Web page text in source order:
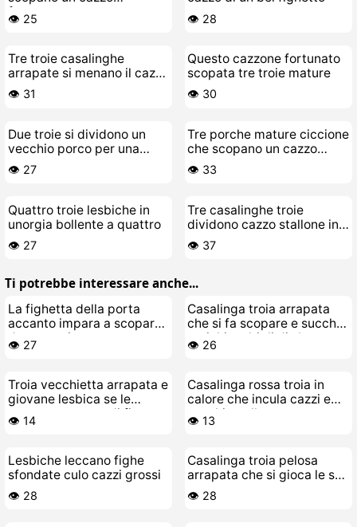
fortunato
👁️ 25 👁️ 28
Tre troie casalinghe
arrapate si menano il cazzo
sul divano
👁️ 31
Questo cazzone fortunato
scopata tre troie mature
👁️ 30
Due troie si dividono un
vecchio porco per una
scopata a tre
👁️ 27
Tre porche mature ciccione
che scopano un cazzo
fortunato
👁️ 33
Quattro troie lesbiche in
unorgia bollente a quattro
👁️ 27
Tre casalinghe troie
dividono cazzo stallone in
gruppo
👁️ 37
Ti potrebbe interessare anche...
La fighetta della porta
accanto impara a scopare
da una troia matura
esperta
👁️ 27
Casalinga troia arrapata
che si fa scopare e succhia
carichi multipli di sborra
👁️ 26
Troia vecchietta arrapata e
giovane lesbica se le
scopano a cazzo di figa
👁️ 14
Casalinga rossa troia in
calore che incula cazzi e
succhia palle
👁️ 13
Lesbiche leccano fighe
sfondate culo cazzi grossi
👁️ 28
Casalinga troia pelosa
arrapata che si gioca le sue
tette enormi
👁️ 28